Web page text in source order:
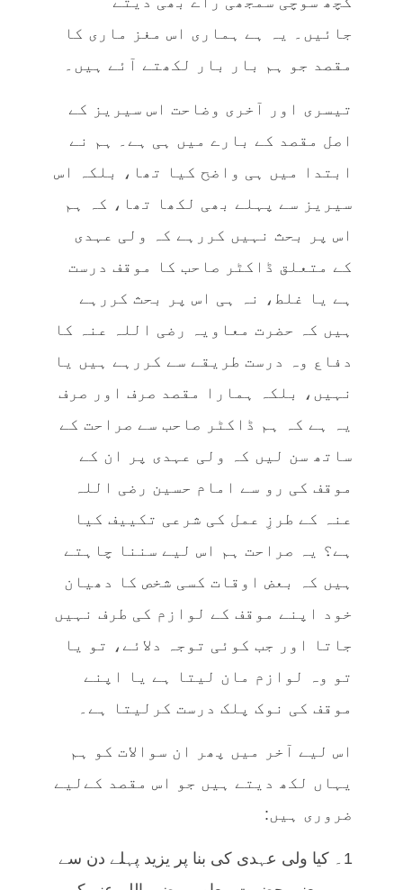
جائیں۔ یہ ہے ہماری اس مغز ماری کا
مقصد جو ہم بار بار لکھتے آئے ہیں۔
تیسری اور آخری وضاحت اس سیریز کے
اصل مقصد کے بارے میں ہی ہے۔ ہم نے
ابتدا میں ہی واضح کیا تھا، بلکہ اس
سیریز سے پہلے بھی لکھا تھا، کہ ہم
اس پر بحث نہیں کررہے کہ ولی عہدی
کے متعلق ڈاکٹر صاحب کا موقف درست
ہے یا غلط، نہ ہی اس پر بحث کررہے
ہیں کہ حضرت معاویہ رضی اللہ عنہ کا
دفاع وہ درست طریقے سے کررہے ہیں یا
نہیں، بلکہ ہمارا مقصد صرف اور صرف
یہ ہے کہ ہم ڈاکٹر صاحب سے صراحت کے
ساتھ سن لیں کہ ولی عہدی پر ان کے
موقف کی رو سے امام حسین رضی اللہ
عنہ کے طرزِ عمل کی شرعی تکییف کیا
ہے؟ یہ صراحت ہم اس لیے سننا چاہتے
ہیں کہ بعض اوقات کسی شخص کا دھیان
خود اپنے موقف کے لوازم کی طرف نہیں
جاتا اور جب کوئی توجہ دلائے، تو یا
تو وہ لوازم مان لیتا ہے یا اپنے
موقف کی نوک پلک درست کرلیتا ہے۔
اس لیے آخر میں پھر ان سوالات کو ہم
یہاں لکھ دیتے ہیں جو اس مقصد کےلیے
ضروری ہیں:
1۔ کیا ولی عہدی کی بنا پر یزید پہلے دن سے